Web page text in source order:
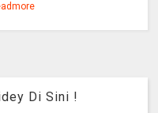
Di Sini !